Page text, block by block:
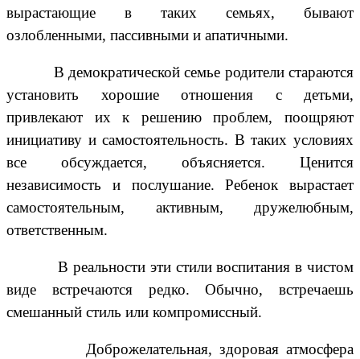
вырастающие в таких семьях, бывают
озлобленными, пассивными и апатичными.
В демократической семье родители стараются
установить хорошие отношения с детьми,
привлекают их к решению проблем, поощряют
инициативу и самостоятельность. В таких условиях
все обсуждается, объясняется. Ценится
независимость и послушание. Ребенок вырастает
самостоятельным, активным, дружелюбным,
ответственным.
В реальности эти стили воспитания в чистом
виде встречаются редко. Обычно, встречаешь
смешанный стиль или компромиссный.
Доброжелательная, здоровая атмосфера